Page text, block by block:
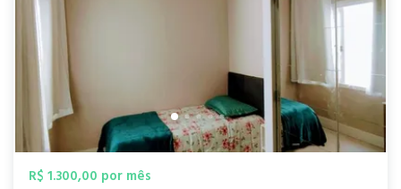
R$ 1.300,00 por mês